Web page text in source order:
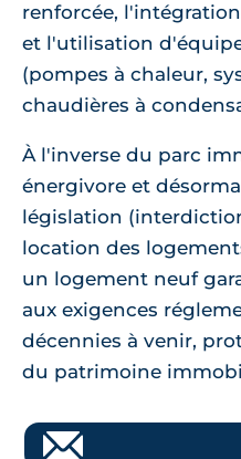
renforcée,
et l'utilisation
(pompes à chaleur,
chaudières à
À l'inverse du parc
énergivore et
législation
location des
un logement neuf
aux exigences
décennies à venir,
du patrimoine